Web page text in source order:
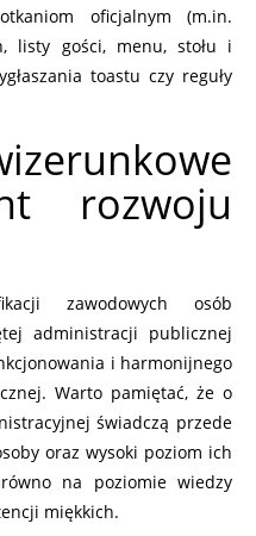
oficjalnym (m.in.
listy gości, menu, stołu i
toastu czy reguły
rozwoju
zawodowych osób
administracji publicznej
i harmonijnego
Warto pamiętać, że o
świadczą przede
oraz wysoki poziom ich
na poziomie wiedzy
miękkich.